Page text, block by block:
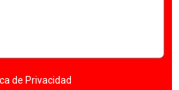
de Privacidad